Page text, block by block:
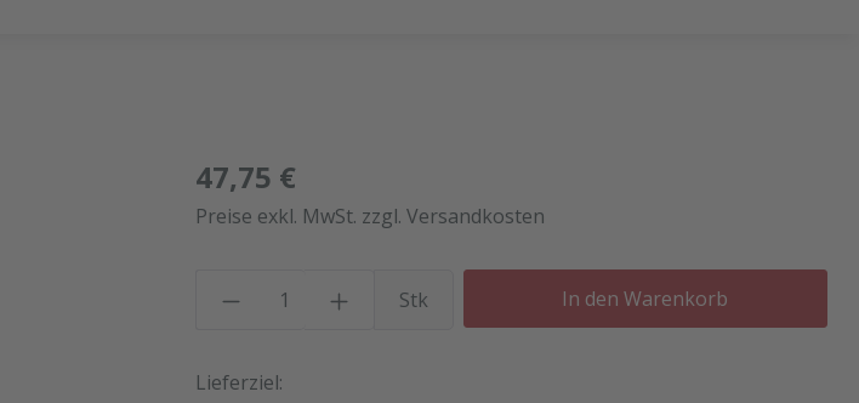
47,75 €
Preise exkl. MwSt. zzgl. Versandkosten
Produkt Anzahl: Gib den
Stk In den Warenkorb
Lieferziel: